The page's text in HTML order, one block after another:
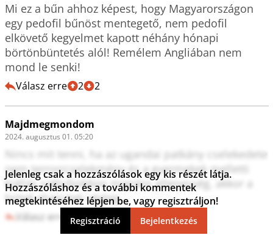
Mi ez a bűn ahhoz képest, hogy Magyarországon
egy pedofil bűnöst mentegető, nem pedofil
elkövető kegyelmet kapott néhány hónapi
börtönbüntetés alól! Remélem Angliában nem
mond le senki!
Válasz erre 2 2
Majdmegmondom
2024. augusztus 01. 05:20
Nincs mit tenni, ha az ugandai patkány cselekedete
nem terrorrcselekmény és a gyermekek melletti
kiállás szélsőjobbos migráns ellenesség, akkor a
britek elvesztek végleg...
Válasz erre 3 0
Jelenleg csak a hozzászólások egy kis részét látja.
Hozzászóláshoz és a további kommentek
megtekintéséhez lépjen be, vagy regisztráljon!
Regisztráció Bejelentkezés